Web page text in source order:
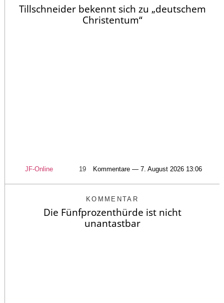
Tillschneider bekennt sich zu „deutschem
Christentum“
JF-Online 19 Kommentare — 7. August 2026 13:06
KOMMENTAR
Die Fünfprozenthürde ist nicht
unantastbar